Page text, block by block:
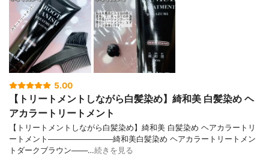
5.00
【トリートメントしながら白髪染め】綺和美 白髪染め ヘ
アカラートリートメント
【トリートメントしながら白髪染め】綺和美 白髪染め ヘアカラートリ
ートメント────────────綺和美白髪染め ヘアカラートリートメン
トダークブラウン───…続きを見る